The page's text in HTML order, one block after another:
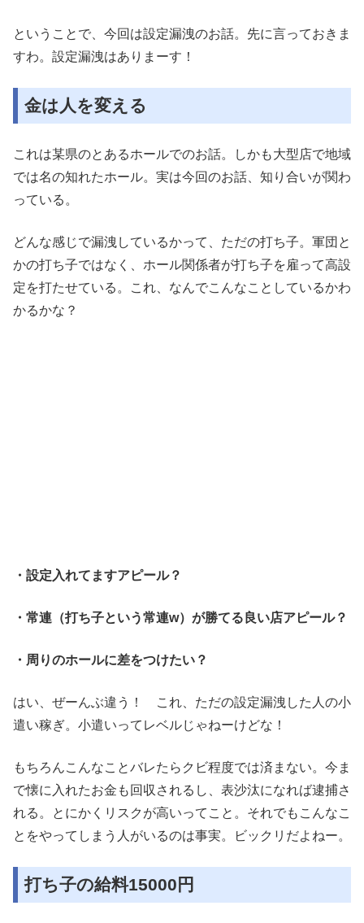
ということで、今回は設定漏洩のお話。先に言っておきま
すわ。設定漏洩はありまーす！
金は人を変える
これは某県のとあるホールでのお話。しかも大型店で地域
では名の知れたホール。実は今回のお話、知り合いが関わ
っている。
どんな感じで漏洩しているかって、ただの打ち子。軍団と
かの打ち子ではなく、ホール関係者が打ち子を雇って高設
定を打たせている。これ、なんでこんなことしているかわ
かるかな？
・設定入れてますアピール？
・常連（打ち子という常連w）が勝てる良い店アピール？
・周りのホールに差をつけたい？
はい、ぜーんぶ違う！ これ、ただの設定漏洩した人の小
遣い稼ぎ。小遣いってレベルじゃねーけどな！
もちろんこんなことバレたらクビ程度では済まない。今ま
で懐に入れたお金も回収されるし、表沙汰になれば逮捕さ
れる。とにかくリスクが高いってこと。それでもこんなこ
とをやってしまう人がいるのは事実。ビックリだよねー。
打ち子の給料15000円